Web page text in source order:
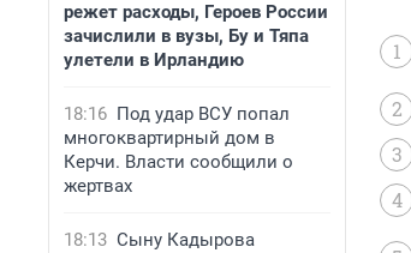
режет расходы, Героев России
зачислили в вузы, Бу и Тяпа
улетели в Ирландию
18:16 Под удар ВСУ попал
многоквартирный дом в
Керчи. Власти сообщили о
жертвах
18:13 Сыну Кадырова
1
2
3
4